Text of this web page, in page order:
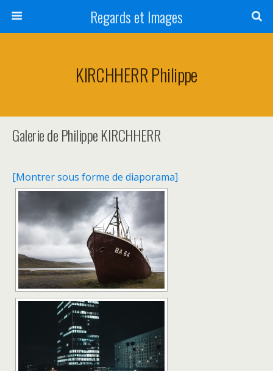
Regards et Images
KIRCHHERR Philippe
Galerie de Philippe KIRCHHERR
[Montrer sous forme de diaporama]